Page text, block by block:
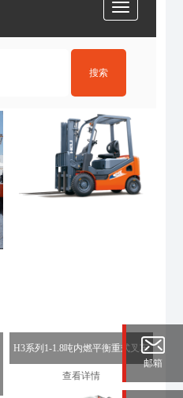
搜索
H3系列1-1.8吨内燃平衡重式叉车
查看详情
邮箱